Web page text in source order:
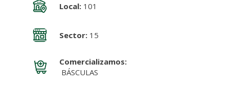
Local:101
Sector:15
Comercializamos:
BÁSCULAS